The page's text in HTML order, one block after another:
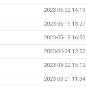
2023-05-22 14:19
2023-05-19 13:27
2023-05-18 16:50
2023-04-24 12:52
2023-03-22 15:12
2023-03-21 11:34